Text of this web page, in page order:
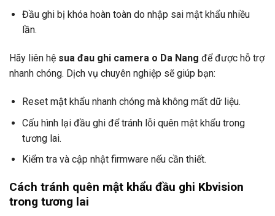
Đầu ghi bị khóa hoàn toàn do nhập sai mật khẩu nhiều
lần.
Hãy liên hệ sua đau ghi camera o Da Nang để được hỗ trợ
nhanh chóng. Dịch vụ chuyên nghiệp sẽ giúp bạn:
Reset mật khẩu nhanh chóng mà không mất dữ liệu.
Cấu hình lại đầu ghi để tránh lỗi quên mật khẩu trong
tương lai.
Kiểm tra và cập nhật firmware nếu cần thiết.
Cách tránh quên mật khẩu đầu ghi Kbvision
trong tương lai